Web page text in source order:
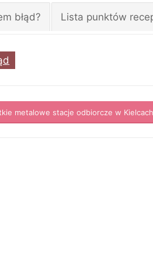
błąd? Lista punktów
metalowe stacje odbiorcze w Kielcach